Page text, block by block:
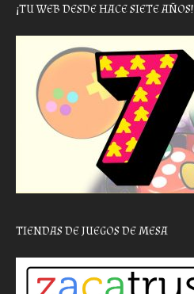
¡TU WEB DESDE HACE SIETE AÑOS!
TIENDAS DE JUEGOS DE MESA